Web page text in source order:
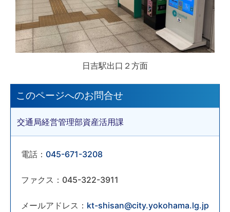
日吉駅出口２方面
このページへのお問合せ
交通局経営管理部資産活用課
電話： 045-671-3208
ファクス：045-322-3911
メールアドレス： kt-shisan@city.yokohama.lg.jp